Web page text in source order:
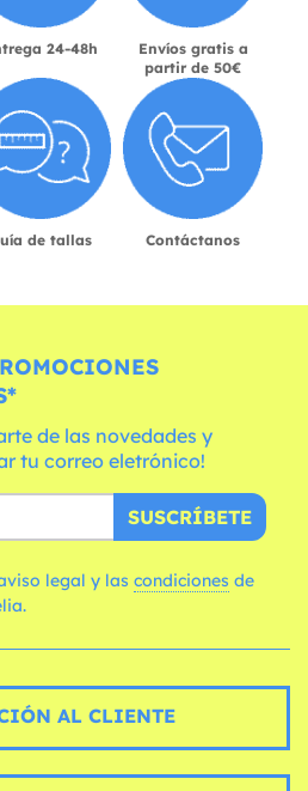
24-48h
Envíos gratis a
partir de 50€
de tallas Contáctanos
de las novedades y
tu correo eletrónico!
SUSCRÍBETE
legal y las condiciones
AL CLIENTE